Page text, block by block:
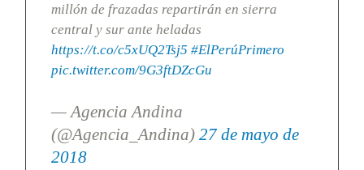
millón de frazadas repartirán en sierra
central y sur ante heladas
https://t.co/c5xUQ2Tsj5 #ElPerúPrimero
pic.twitter.com/9G3ftDZcGu
— Agencia Andina
(@Agencia_Andina) 27 de mayo de
2018